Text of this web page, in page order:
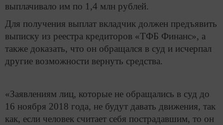
выплачивало им по 1,4 млн рублей.
Для получения выплат вкладчик должен предъявить
выписку из реестра кредиторов «ТФБ Финанс», а
также доказать, что он обращался в суд и исчерпал
другие возможности вернуть средства.
«Заявлениям лиц, которые не обращались в суд до
16 ноября 2018 года, не будут давать движения, так
как, если человек считает себя пострадавшим, то он